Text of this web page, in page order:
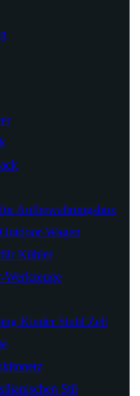
Aufbewahrungsbox
Wagen
Kühler
Werkzeuge
Kinder Stuhl Zelt
Stil